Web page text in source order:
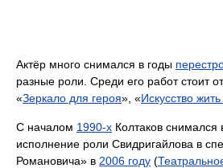
Актёр много снимался в годы
разные роли. Среди его работ стоит
«Зеркало для героя», «Искусство
С началом 1990-х Колтаков
исполнение роли Свидригайлова в
Романовича» в 2006 году (